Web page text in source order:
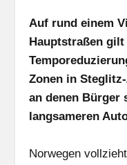
Auf rund einem
Hauptstraßen
Zonen in
an denen Bürger
langsameren
Norwegen